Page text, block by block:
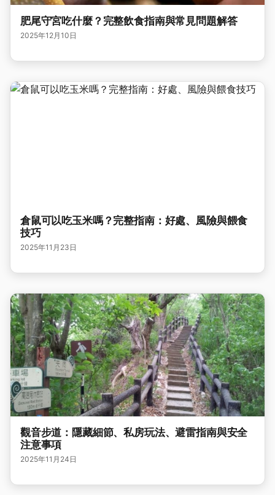
肥尾守宮吃什麼？完整飲食指南與常見問題解答
2025年12月10日
倉鼠可以吃玉米嗎？完整指南：好處、風險與餵食
技巧
2025年11月23日
觀音步道：隱藏細節、私房玩法、避雷指南與安全
注意事項
2025年11月24日